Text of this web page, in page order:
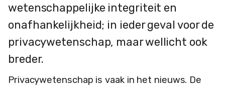
wetenschappelijke integriteit en
onafhankelijkheid; in ieder geval voor de
privacywetenschap, maar wellicht ook
breder.
Privacywetenschap is vaak in het nieuws. De